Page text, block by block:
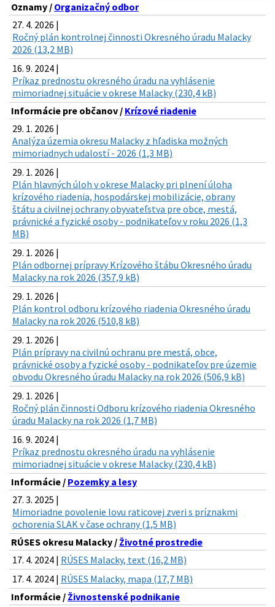
Oznamy / Organizačný odbor
27. 4. 2026 |
Ročný plán kontrolnej činnosti Okresného úradu Malacky
2026 (13,2 MB)
16. 9. 2024 |
Príkaz prednostu okresného úradu na vyhlásenie
mimoriadnej situácie v okrese Malacky (230,4 kB)
Informácie pre občanov / Krízové riadenie
29. 1. 2026 |
Analýza územia okresu Malacky z hľadiska možných
mimoriadnych udalostí - 2026 (1,3 MB)
29. 1. 2026 |
Plán hlavných úloh v okrese Malacky pri plnení úloha
krízového riadenia, hospodárskej mobilizácie, obrany
štátu a civilnej ochrany obyvateľstva pre obce, mestá,
právnické a fyzické osoby - podnikateľov v roku 2026 (1,3
MB)
29. 1. 2026 |
Plán odbornej prípravy Krízového štábu Okresného úradu
Malacky na rok 2026 (357,9 kB)
29. 1. 2026 |
Plán kontrol odboru krízového riadenia Okresného úradu
Malacky na rok 2026 (510,8 kB)
29. 1. 2026 |
Plán prípravy na civilnú ochranu pre mestá, obce,
právnické osoby a fyzické osoby - podnikateľov pre územie
obvodu Okresného úradu Malacky na rok 2026 (506,9 kB)
29. 1. 2026 |
Ročný plán činnosti Odboru krízového riadenia Okresného
úradu Malacky na rok 2026 (1,7 MB)
16. 9. 2024 |
Príkaz prednostu okresného úradu na vyhlásenie
mimoriadnej situácie v okrese Malacky (230,4 kB)
Informácie / Pozemky a lesy
27. 3. 2025 |
Mimoriadne povolenie lovu raticovej zveri s príznakmi
ochorenia SLAK v čase ochrany (1,5 MB)
RÚSES okresu Malacky / Životné prostredie
17. 4. 2024 | RÚSES Malacky, text (16,2 MB)
17. 4. 2024 | RÚSES Malacky, mapa (17,7 MB)
Informácie / Živnostenské podnikanie